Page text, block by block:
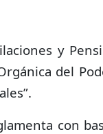
y
del
con